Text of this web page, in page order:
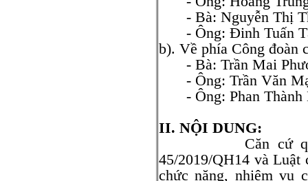
- Bà: Nguyễn Thị
- Ông: Đinh Tuấn
b). Về phía Công đoàn
- Bà: Trần Mai
- Ông: Trần Văn
- Ông: Phan
II. NỘI DUNG:
Căn cứ quy
45/2019/QH14 và Luật
chức năng, nhiệm vụ